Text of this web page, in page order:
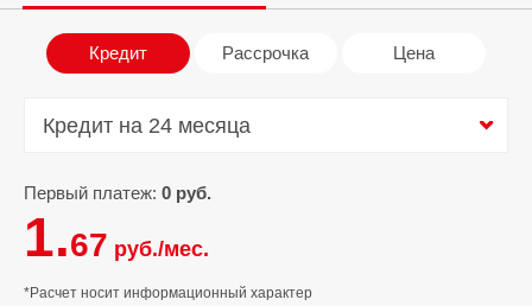
Кредит Рассрочка Цена
Кредит на 24 месяца
Первый платеж: 0 руб.
1.67 руб./мес.
*Расчет носит информационный характер
Кредит на 24 месяца